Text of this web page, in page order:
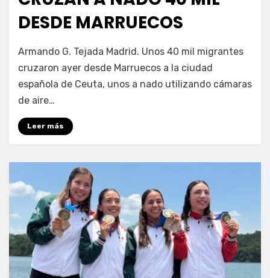
DESDE MARRUECOS
Fernando Miranda Servín
Armando G. Tejada Madrid. Unos 40 mil migrantes
cruzaron ayer desde Marruecos a la ciudad
española de Ceuta, unos a nado utilizando cámaras
de aire…
Leer más